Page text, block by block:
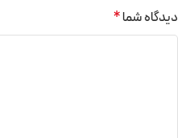
دیدگاه شما*